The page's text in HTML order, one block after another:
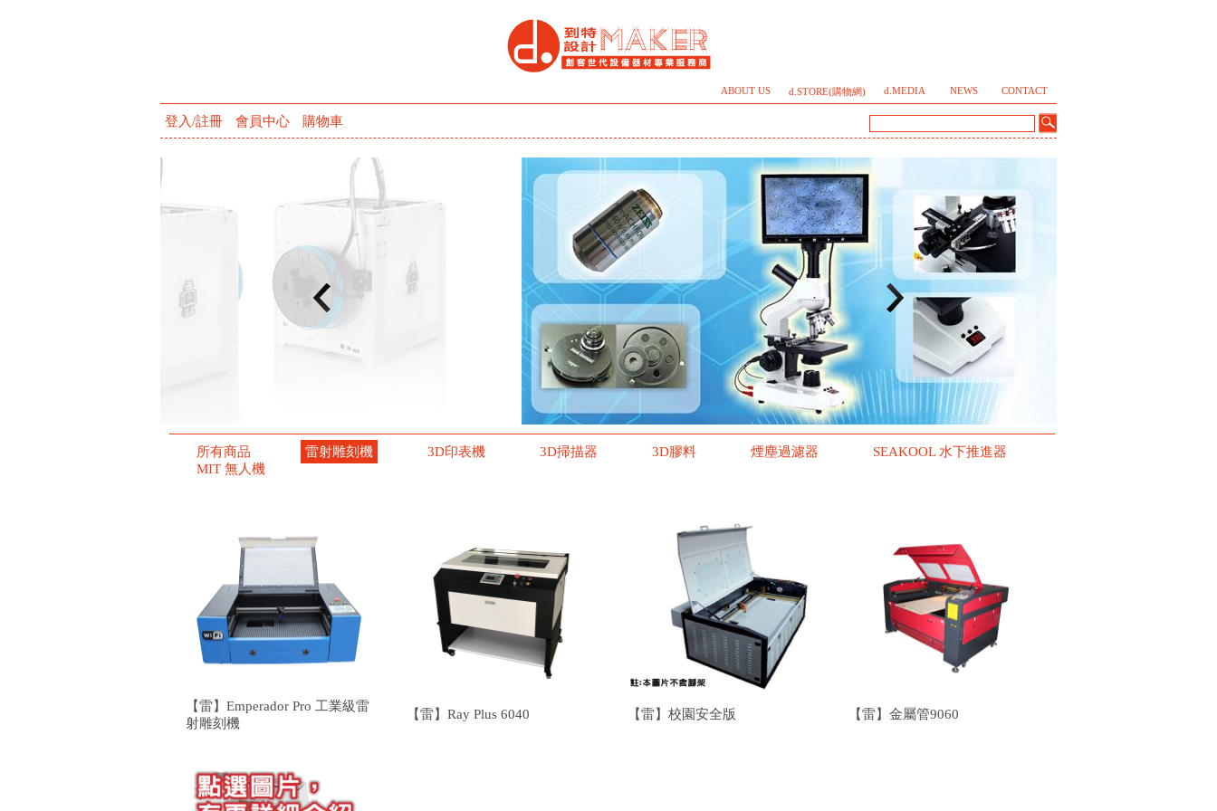
ABOUT US d.STORE(購物網) d.MEDIA NEWS CONTACT
登入/註冊 會員中心 購物車
所有商品 雷射雕刻機 3D印表機 3D掃描器 3D膠料 煙塵過濾器
SEAKOOL 水下推進器
MIT 無人機
【雷】Emperador Pro 工業級雷
射雕刻機
【雷】Ray Plus 6040 【雷】校園安全版 【雷】金屬管9060